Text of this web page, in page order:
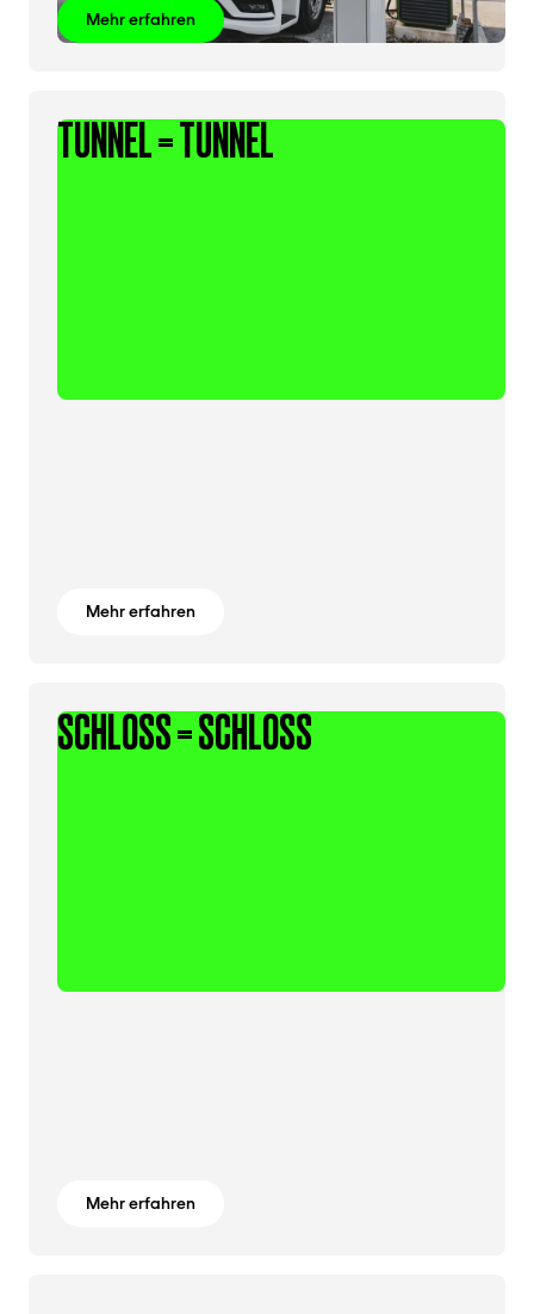
Mehr erfahren
TUNNEL = TUNNEL
Mehr erfahren
SCHLOSS = SCHLOSS
Mehr erfahren